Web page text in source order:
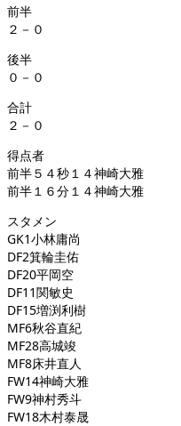
前半
２－０
後半
０－０
合計
２－０
得点者
前半５４秒１４神崎大雅
前半１６分１４神崎大雅
スタメン
GK1小林庸尚
DF2箕輪圭佑
DF20平岡空
DF11関敏史
DF15増渕利樹
MF6秋谷直紀
MF28高城竣
MF8床井直人
FW14神崎大雅
FW9神村秀斗
FW18木村泰晟